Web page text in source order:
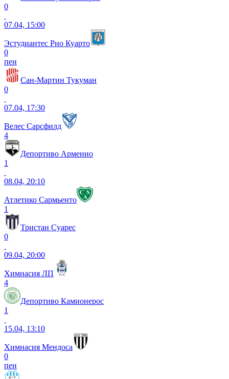
0
07.04, 15:00
Эстудиантес Рио Куарто
0
пен
Сан-Мартин Тукуман
0
07.04, 17:30
Велес Сарсфилд
4
Депортиво Арменио
1
08.04, 20:10
Атлетико Сармьенто
1
Тристан Суарес
0
09.04, 20:00
Химнасия ЛП
4
Депортиво Камионерос
1
15.04, 13:10
Химнасия Мендоса
0
пен